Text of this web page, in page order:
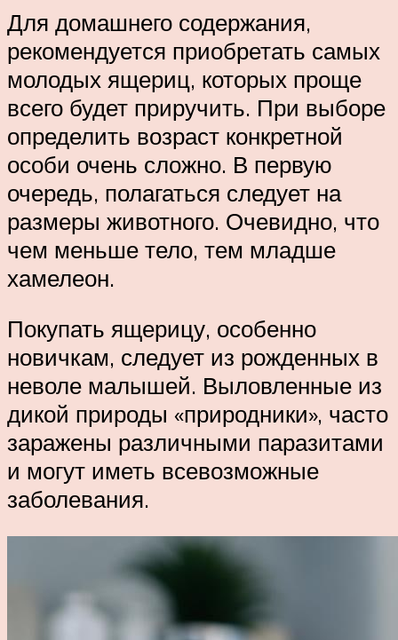
Для домашнего содержания,
рекомендуется приобретать самых
молодых ящериц, которых проще
всего будет приручить. При выборе
определить возраст конкретной
особи очень сложно. В первую
очередь, полагаться следует на
размеры животного. Очевидно, что
чем меньше тело, тем младше
хамелеон.
Покупать ящерицу, особенно
новичкам, следует из рожденных в
неволе малышей. Выловленные из
дикой природы «природники», часто
заражены различными паразитами
и могут иметь всевозможные
заболевания.